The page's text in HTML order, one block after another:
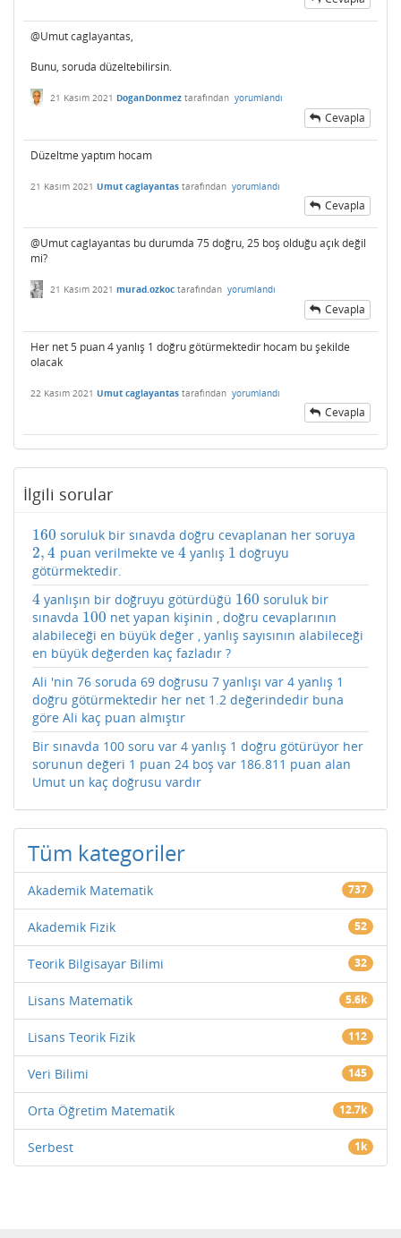
@Umut caglayantas,
Bunu, soruda düzeltebilirsin.
21 Kasım 2021 DoganDonmez tarafından yorumlandı
Cevapla
Düzeltme yaptım hocam
21 Kasım 2021 Umut caglayantas tarafından yorumlandı
Cevapla
@Umut caglayantas bu durumda 75 doğru, 25 boş olduğu açık değil
mi?
21 Kasım 2021 murad.ozkoc tarafından yorumlandı
Cevapla
Her net 5 puan 4 yanlış 1 doğru götürmektedir hocam bu şekilde
olacak
22 Kasım 2021 Umut caglayantas tarafından yorumlandı
Cevapla
İlgili sorular
160
160 soruluk bir sınavda doğru cevaplanan her soruya
2,4
2,4 puan verilmekte ve 4
4yanlış 1
1 doğruyu
götürmektedir.
4
4yanlışın bir doğruyu götürdüğü 160
160 soruluk bir
sınavda 100
100 net yapan kişinin , doğru cevaplarının
alabileceği en büyük değer , yanlış sayısının alabileceği
en büyük değerden kaç fazladır ?
Ali 'nin 76 soruda 69 doğrusu 7 yanlışı var 4 yanlış 1
doğru götürmektedir her net 1.2 değerindedir buna
göre Ali kaç puan almıştır
Bir sınavda 100 soru var 4 yanlış 1 doğru götürüyor her
sorunun değeri 1 puan 24 boş var 186.811 puan alan
Umut un kaç doğrusu vardır
Tüm kategoriler
Akademik Matematik 737
Akademik Fizik 52
Teorik Bilgisayar Bilimi 32
Lisans Matematik 5.6k
Lisans Teorik Fizik 112
Veri Bilimi 145
Orta Öğretim Matematik 12.7k
Serbest 1k